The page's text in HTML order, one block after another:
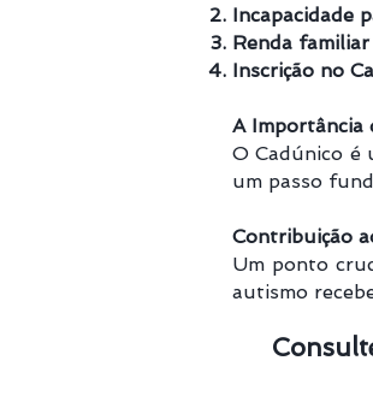
Incapacidade
Renda
Inscrição no
A Importância
O Cadúnico é
um passo
Contribuição
Um ponto
autismo